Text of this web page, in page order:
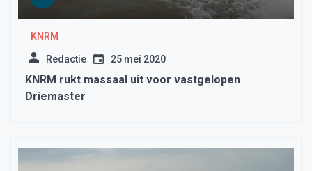
KNRM
Redactie 25 mei 2020
KNRM rukt massaal uit voor vastgelopen
Driemaster